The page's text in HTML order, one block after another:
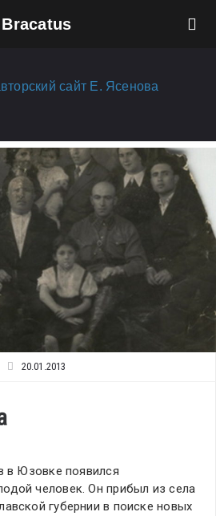
Bracatus
20.01.2013
в Юзовке появился
человек. Он прибыл из села
губернии в поиске новых